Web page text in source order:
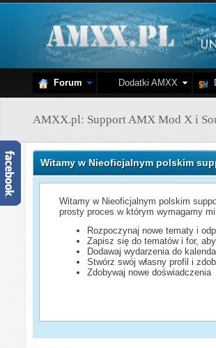
Forum Dodatki AMXX
AMXX.pl: Support AMX Mod X i
Witamy w Nieoficjalnym polskim
Witamy w Nieoficjalnym polskim
prosty proces w którym wymagamy
Rozpoczynaj nowe tematy i
Zapisz się do tematów i for,
Dodawaj wydarzenia do
Stwórz swój własny profil i
Zdobywaj nowe doświadczenia